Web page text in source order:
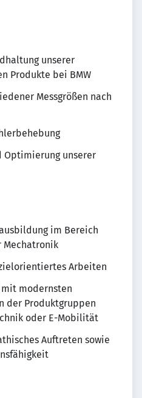
unserer
Produkte bei BMW
Messgrößen nach
Optimierung unserer
im Bereich
Mechatronik
Arbeiten
mit modernsten
der Produktgruppen
oder E-Mobilität
Auftreten sowie